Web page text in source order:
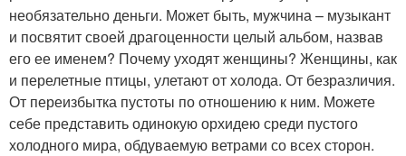
необязательно деньги. Может быть, мужчина – музыкант
и посвятит своей драгоценности целый альбом, назвав
его ее именем? Почему уходят женщины? Женщины, как
и перелетные птицы, улетают от холода. От безразличия.
От переизбытка пустоты по отношению к ним. Можете
себе представить одинокую орхидею среди пустого
холодного мира, обдуваемую ветрами со всех сторон.